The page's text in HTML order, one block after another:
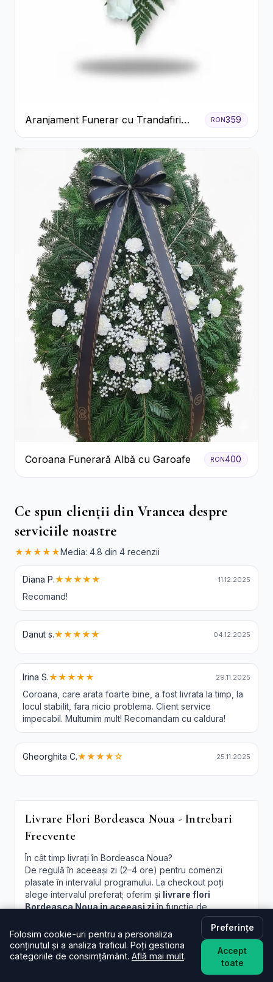
Aranjament Funerar cu Trandafiri
Albi Crizanteme Galbene și Crini
RON359
Coroana Funerară Albă cu Garoafe RON400
Ce spun clienții din Vrancea despre
serviciile noastre
★★★★★Media: 4.8 din 4 recenzii
Diana P.★★★★★ 11.12.2025
Recomand!
Danut s.★★★★★ 04.12.2025
Irina S.★★★★★ 29.11.2025
Coroana, care arata foarte bine, a fost livrata la timp, la
locul stabilit, fara nicio problema. Client service
impecabil. Multumim mult! Recomandam cu caldura!
Gheorghita C.★★★★☆ 25.11.2025
Livrare Flori Bordeasca Noua - Intrebari
Frecvente
În cât timp livrați în Bordeasca Noua?
De regulă în aceeași zi (2–4 ore) pentru comenzi
plasate în intervalul programului. La checkout poți
alege intervalul preferat; oferim și livrare flori
Bordeasca Noua in aceeasi ziîn funcție de
Este livrarea de flori la domiciliu în Bordeasca Noua
disponibilă și sâmbăta?
Da, în majoritatea cazurilor livrăm și sâmbăta. În
perioade aglomerate pot exista sloturi limitate, afișate
Folosim cookie-uri pentru a personaliza
conținutul și a analiza traficul. Poți gestiona
categoriile de consimțământ. Află mai mult.
Preferințe
Accept
toate